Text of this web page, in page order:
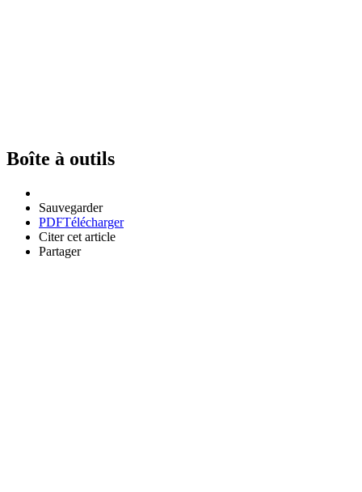
Boîte à outils
Sauvegarder
PDFTélécharger
Citer cet article
Partager